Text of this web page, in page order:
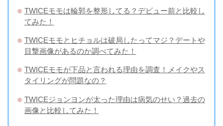
TWICEモモは輪郭を整形してる？デビュー前と比較し
てみた！
TWICEモモとヒチョルは破局したってマジ？デートや
目撃画像があるのか調べてみた！
TWICEモモが下品と言われる理由を調査！メイクやス
タイリングが問題なの？
TWICEジョンヨンが太った理由は病気のせい？過去の
画像と比較してみた！